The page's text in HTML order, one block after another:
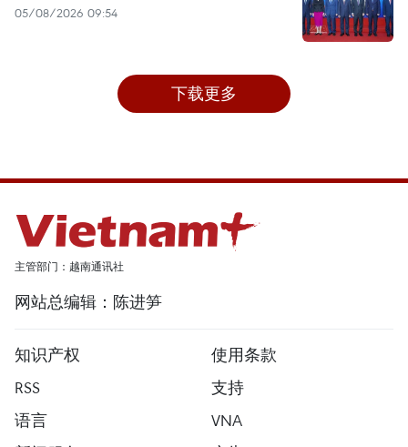
05/08/2026 09:54
下载更多
主管部门：越南通讯社
网站总编辑：陈进笋
知识产权
使用条款
RSS
支持
语言
VNA